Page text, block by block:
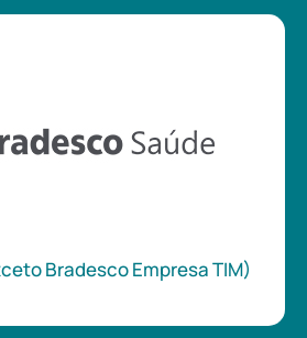
Bradesco Empresa TIM)